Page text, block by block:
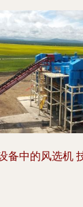
备中的风选机